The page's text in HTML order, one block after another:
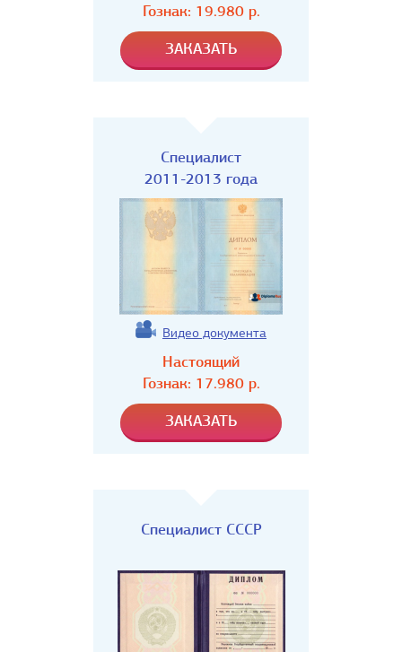
Гознак: 19.980р.
Специалист
2011-2013 года
Видео документа
Настоящий
Гознак: 17.980р.
Специалист СССР